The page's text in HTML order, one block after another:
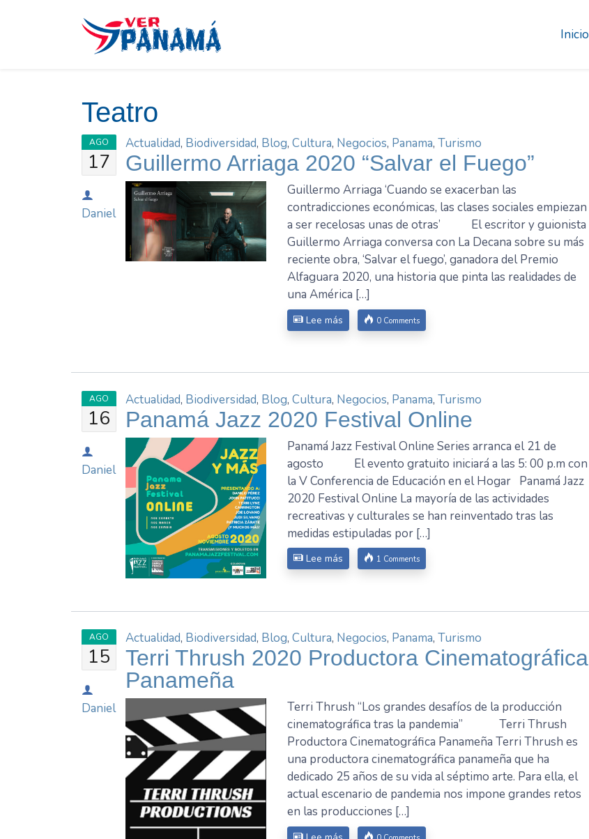
Inicio
Teatro
AGO
17
Daniel
Actualidad, Biodiversidad, Blog,Cultura, Negocios, Panama,Turismo
Guillermo Arriaga 2020 “Salvar el Fuego”
Guillermo Arriaga ‘Cuando se exacerban las
contradicciones económicas, las clases sociales empiezan
a ser recelosas unas de otras’ El escritor y guionista
Guillermo Arriaga conversa con La Decana sobre su más
reciente obra, ‘Salvar el fuego’, ganadora del Premio
Alfaguara 2020, una historia que pinta las realidades de
una América […]
Lee más 0 Comments
AGO
16
Daniel
Actualidad, Biodiversidad, Blog,Cultura, Negocios, Panama,Turismo
Panamá Jazz 2020 Festival Online
Panamá Jazz Festival Online Series arranca el 21 de
agosto El evento gratuito iniciará a las 5: 00 p.m con
la V Conferencia de Educación en el Hogar Panamá Jazz
2020 Festival Online La mayoría de las actividades
recreativas y culturales se han reinventado tras las
medidas estipuladas por […]
Lee más 1 Comments
AGO
15
Daniel
Actualidad, Biodiversidad, Blog,Cultura, Negocios, Panama,Turismo
Terri Thrush 2020 Productora Cinematográfica
Panameña
Terri Thrush “Los grandes desafíos de la producción
cinematográfica tras la pandemia” Terri Thrush
Productora Cinematográfica Panameña Terri Thrush es
una productora cinematográfica panameña que ha
dedicado 25 años de su vida al séptimo arte. Para ella, el
actual escenario de pandemia nos impone grandes retos
en las producciones […]